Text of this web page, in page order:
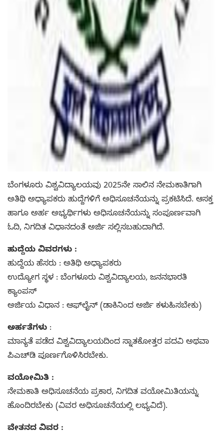
ಬೆಂಗಳೂರು ವಿಶ್ವವಿದ್ಯಾಲಯವು 2025ನೇ ಸಾಲಿನ ನೇಮಕಾತಿಗಾಗಿ
ಅತಿಥಿ ಅಧ್ಯಾಪಕರು ಹುದ್ದೆಗಳಿಗೆ ಅಧಿಸೂಚನೆಯನ್ನು ಪ್ರಕಟಿಸಿದೆ. ಆಸಕ್ತ
ಹಾಗೂ ಅರ್ಹ ಅಭ್ಯರ್ಥಿಗಳು ಅಧಿಸೂಚನೆಯನ್ನು ಸಂಪೂರ್ಣವಾಗಿ
ಓದಿ, ನಿಗದಿತ ವಿಧಾನದಂತೆ ಅರ್ಜಿ ಸಲ್ಲಿಸಬಹುದಾಗಿದೆ.
ಹುದ್ದೆಯ ವಿವರಗಳು :
ಹುದ್ದೆಯ ಹೆಸರು : ಅತಿಥಿ ಅಧ್ಯಾಪಕರು
ಉದ್ಯೋಗ ಸ್ಥಳ : ಬೆಂಗಳೂರು ವಿಶ್ವವಿದ್ಯಾಲಯ, ಜನನಭಾರತಿ
ಕ್ಯಾಂಪಸ್
ಅರ್ಜಿಯ ವಿಧಾನ : ಆಫ್‌ಲೈನ್ (ಡಾಕಿನಿಂದ ಅರ್ಜಿ ಕಳುಹಿಸಬೇಕು)
ಅರ್ಹತೆಗಳು :
ಮಾನ್ಯತೆ ಪಡೆದ ವಿಶ್ವವಿದ್ಯಾಲಯದಿಂದ ಸ್ನಾತಕೋತ್ತರ ಪದವಿ ಅಥವಾ
ಪಿಎಚ್‌ಡಿ ಪೂರ್ಣಗೊಳಿಸಿರಬೇಕು.
ವಯೋಮಿತಿ :
ನೇಮಕಾತಿ ಅಧಿಸೂಚನೆಯ ಪ್ರಕಾರ, ನಿಗದಿತ ವಯೋಮಿತಿಯನ್ನು
ಹೊಂದಿರಬೇಕು (ವಿವರ ಅಧಿಸೂಚನೆಯಲ್ಲಿ ಲಭ್ಯವಿದೆ).
ವೇತನದ ವಿವರ :